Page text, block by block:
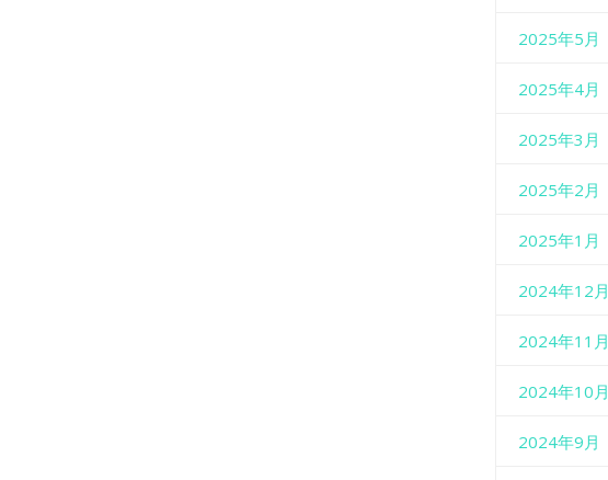
2025年5月
2025年4月
2025年3月
2025年2月
2025年1月
2024年12月
2024年11月
2024年10月
2024年9月